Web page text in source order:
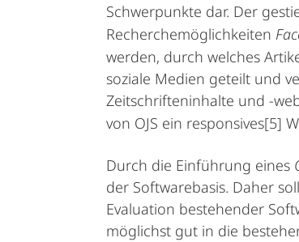
Schwerpunkte dar. Der
Recherchemöglichkeiten
werden, durch welches
soziale Medien geteilt und
Zeitschrifteninhalte und -
von OJS ein responsives[5]
Durch die Einführung eines
der Softwarebasis. Daher
Evaluation bestehender
möglichst gut in die